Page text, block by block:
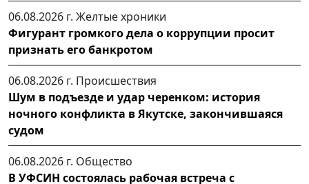
06.08.2026 г. Желтые хроники
Фигурант громкого дела о коррупции просит
признать его банкротом
06.08.2026 г. Происшествия
Шум в подъезде и удар черенком: история
ночного конфликта в Якутске, закончившаяся
судом
06.08.2026 г. Общество
В УФСИН состоялась рабочая встреча с